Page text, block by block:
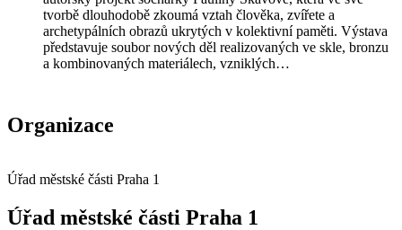
tvorbě dlouhodobě zkoumá vztah člověka, zvířete a
archetypálních obrazů ukrytých v kolektivní paměti. Výstava
představuje soubor nových děl realizovaných ve skle, bronzu
a kombinovaných materiálech, vzniklých…
Organizace
Úřad městské části Praha 1
Úřad městské části Praha 1